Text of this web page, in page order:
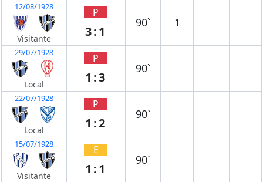
12/08/1928
Visitante
P
3:1
90` 1
29/07/1928
Local
P
1:3
90`
22/07/1928
Local
P
1:2
90`
15/07/1928
Visitante
E
1:1
90`